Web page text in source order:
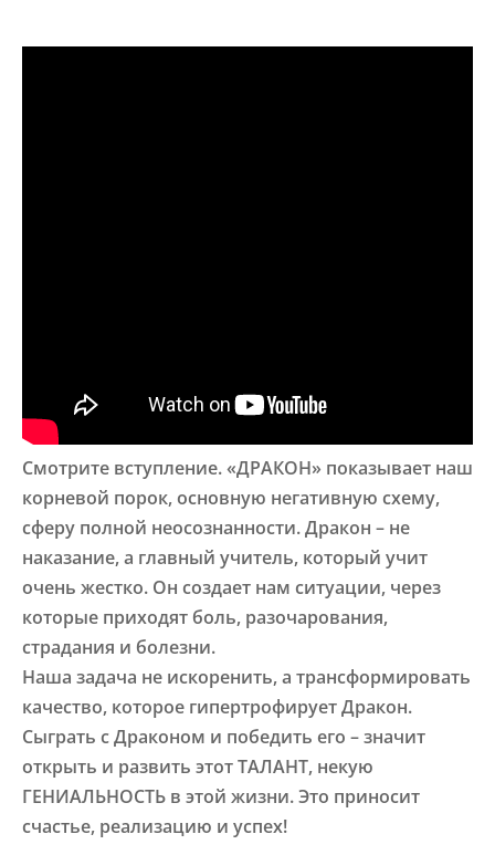
Смотрите вступление. «ДРАКОН» показывает наш
корневой порок, основную негативную схему,
сферу полной неосознанности. Дракон – не
наказание, а главный учитель, который учит
очень жестко. Он создает нам ситуации, через
которые приходят боль, разочарования,
страдания и болезни.
Наша задача не искоренить, а трансформировать
качество, которое гипертрофирует Дракон.
Сыграть с Драконом и победить его – значит
открыть и развить этот ТАЛАНТ, некую
ГЕНИАЛЬНОСТЬ в этой жизни. Это приносит
счастье, реализацию и успех!